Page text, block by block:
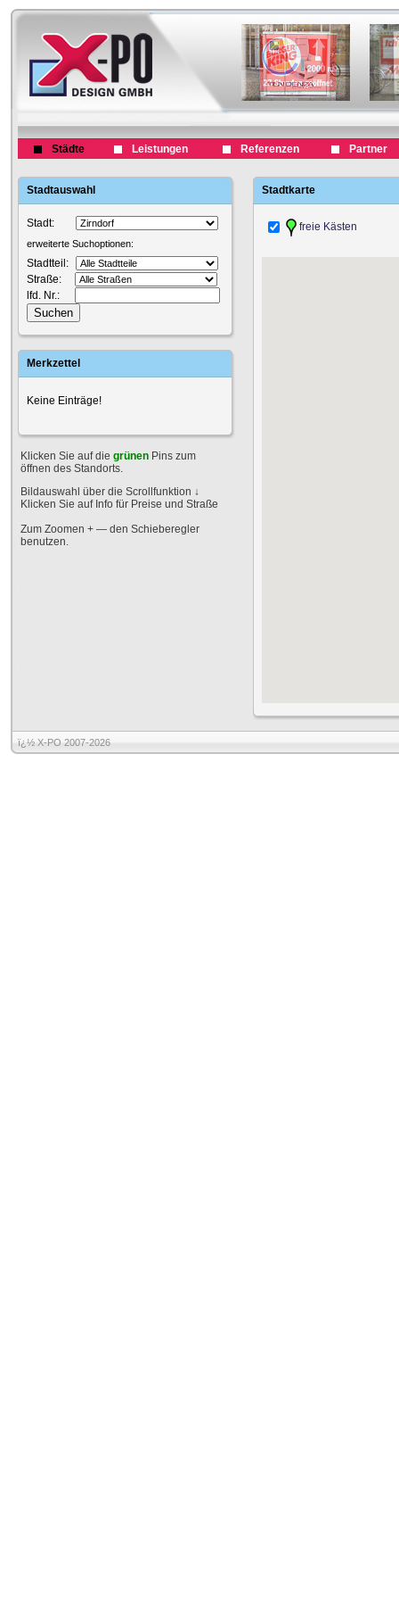
Städte Leistungen Referenzen Partner
Stadtauswahl
Stadt:
erweiterte Suchoptionen:
Stadtteil:
Straße:
lfd. Nr.:
Merkzettel
Keine Einträge!
Klicken Sie auf die grünen Pins zum
öffnen des Standorts.
Bildauswahl über die Scrollfunktion ↓
Klicken Sie auf Info für Preise und Straße
Zum Zoomen + — den Schieberegler
benutzen.
Stadtkarte
freie Kästen
ï¿½ X-PO 2007-2026